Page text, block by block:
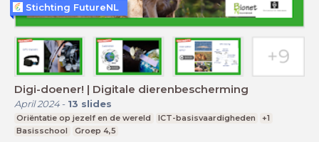
Digi-doener! | Digitale dierenbescherming
April 2024- 13 slides
Oriëntatie op jezelf en de wereld ICT-basisvaardigheden
+1
Basisschool
Groep 4,5
Stichting FutureNL